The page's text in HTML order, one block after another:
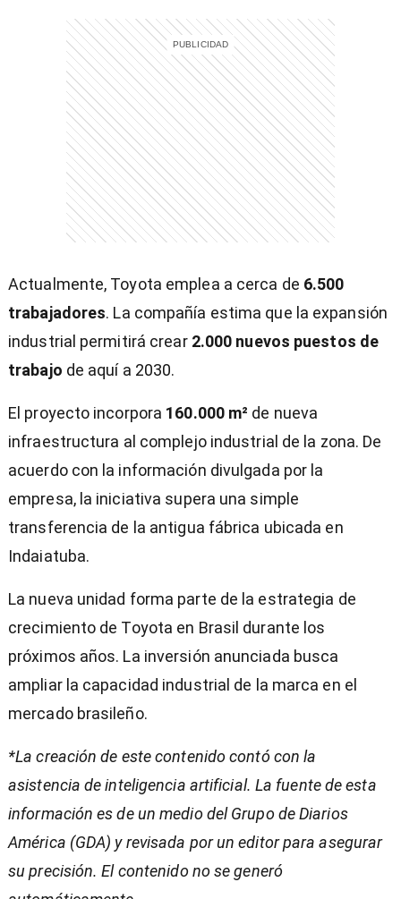
Actualmente, Toyota emplea a cerca de 6.500
trabajadores. La compañía estima que la expansión
industrial permitirá crear 2.000 nuevos puestos de
trabajo de aquí a 2030.
El proyecto incorpora 160.000 m² de nueva
infraestructura al complejo industrial de la zona. De
acuerdo con la información divulgada por la
empresa, la iniciativa supera una simple
transferencia de la antigua fábrica ubicada en
Indaiatuba.
La nueva unidad forma parte de la estrategia de
crecimiento de Toyota en Brasil durante los
próximos años. La inversión anunciada busca
ampliar la capacidad industrial de la marca en el
mercado brasileño.
*La creación de este contenido contó con la
asistencia de inteligencia artificial. La fuente de esta
información es de un medio del Grupo de Diarios
América (GDA) y revisada por un editor para asegurar
su precisión. El contenido no se generó